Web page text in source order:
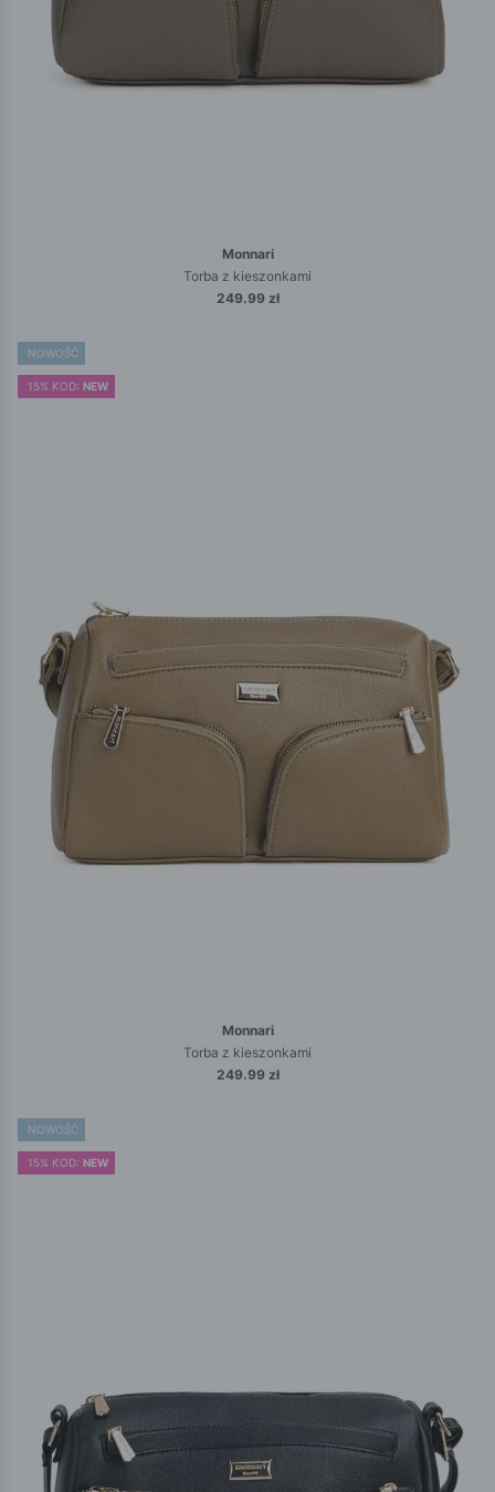
Monnari
Torba z kieszonkami
249.99 zł
NOWOŚĆ
15% KOD: NEW
Monnari
Torba z kieszonkami
249.99 zł
NOWOŚĆ
15% KOD: NEW